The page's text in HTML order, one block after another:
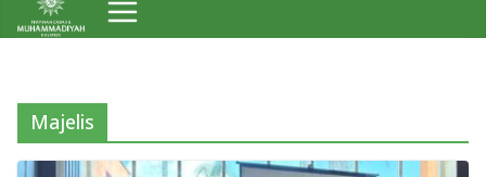
Majelis